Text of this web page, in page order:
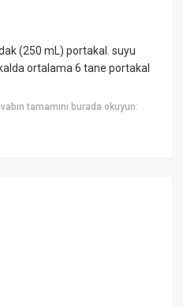
(250 mL) portakal. suyu
ortalama 6 tane portakal
tamamını burada okuyun: